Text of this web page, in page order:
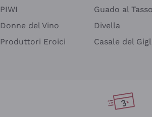
PIWI
Donne del Vino
Produttori Eroici
Guado al Tasso
Divella
Casale del